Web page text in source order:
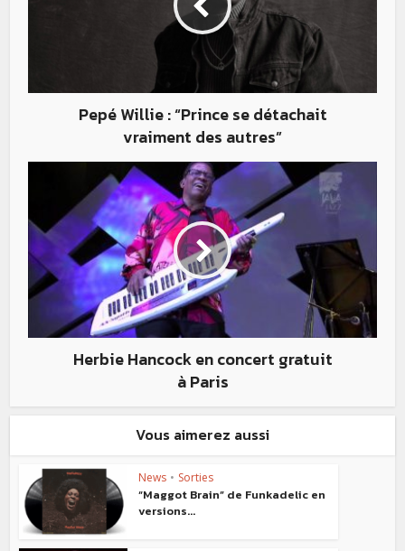
Pepé Willie : “Prince se détachait
vraiment des autres”
Herbie Hancock en concert gratuit
à Paris
Vous aimerez aussi
News • Sorties
“Maggot Brain” de Funkadelic en
versions...